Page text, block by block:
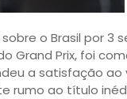
o Brasil por 3
Grand Prix, foi
a satisfação
rumo ao título